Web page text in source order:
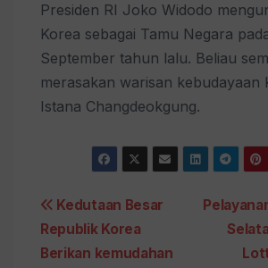
Presiden RI Joko Widodo
Korea sebagai Tamu Negara
September tahun lalu. Beliau
merasakan warisan kebudayaan
Istana Changdeokgung.
Post
navigation
Kedutaan Besar
Republik Korea
Berikan kemudahan